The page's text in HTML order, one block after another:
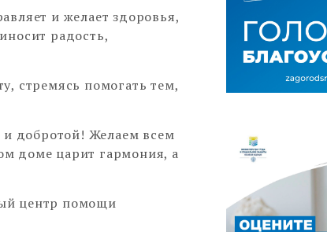
и желает здоровья,
радость,
стремясь помогать тем,
и добротой! Желаем всем
доме царит гармония, а
центр помощи